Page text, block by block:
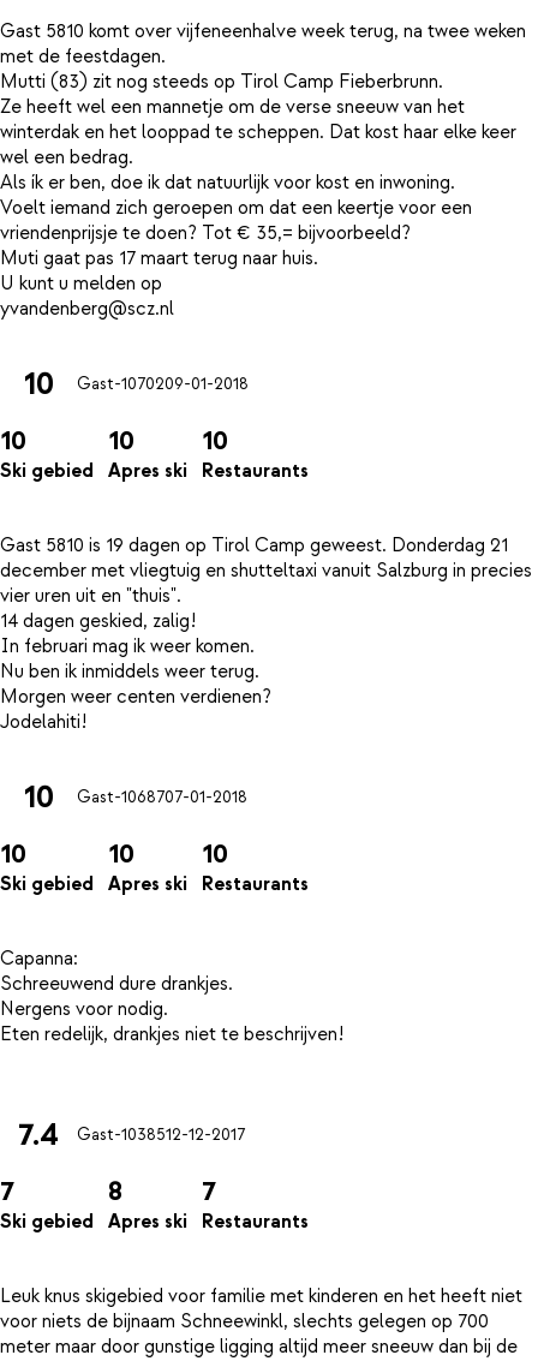
Gast 5810 komt over vijfeneenhalve week terug, na twee weken
met de feestdagen.
Mutti (83) zit nog steeds op Tirol Camp Fieberbrunn.
Ze heeft wel een mannetje om de verse sneeuw van het
winterdak en het looppad te scheppen. Dat kost haar elke keer
wel een bedrag.
Als ík er ben, doe ik dat natuurlijk voor kost en inwoning.
Voelt iemand zich geroepen om dat een keertje voor een
vriendenprijsje te doen? Tot € 35,= bijvoorbeeld?
Muti gaat pas 17 maart terug naar huis.
U kunt u melden op
10 Gast-1070209-01-2018
10
Ski gebied
10
Apres ski
10
Restaurants
Gast 5810 is 19 dagen op Tirol Camp geweest. Donderdag 21
december met vliegtuig en shutteltaxi vanuit Salzburg in precies
vier uren uit en "thuis".
14 dagen geskied, zalig!
In februari mag ik weer komen.
Nu ben ik inmiddels weer terug.
Morgen weer centen verdienen?
10 Gast-1068707-01-2018
10
Ski gebied
10
Apres ski
10
Restaurants
Capanna:
Schreeuwend dure drankjes.
Nergens voor nodig.
Eten redelijk, drankjes niet te beschrijven!
7.4 Gast-1038512-12-2017
7
Ski gebied
8
Apres ski
7
Restaurants
Leuk knus skigebied voor familie met kinderen en het heeft niet
voor niets de bijnaam Schneewinkl, slechts gelegen op 700
meter maar door gunstige ligging altijd meer sneeuw dan bij de